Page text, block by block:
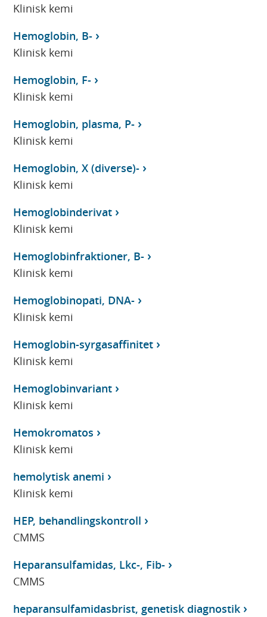
Klinisk kemi
Hemoglobin, B-
Klinisk kemi
Hemoglobin, F-
Klinisk kemi
Hemoglobin, plasma, P-
Klinisk kemi
Hemoglobin, X (diverse)-
Klinisk kemi
Hemoglobinderivat
Klinisk kemi
Hemoglobinfraktioner, B-
Klinisk kemi
Hemoglobinopati, DNA-
Klinisk kemi
Hemoglobin-syrgasaffinitet
Klinisk kemi
Hemoglobinvariant
Klinisk kemi
Hemokromatos
Klinisk kemi
hemolytisk anemi
Klinisk kemi
HEP, behandlingskontroll
CMMS
Heparansulfamidas, Lkc-, Fib-
CMMS
heparansulfamidasbrist, genetisk diagnostik